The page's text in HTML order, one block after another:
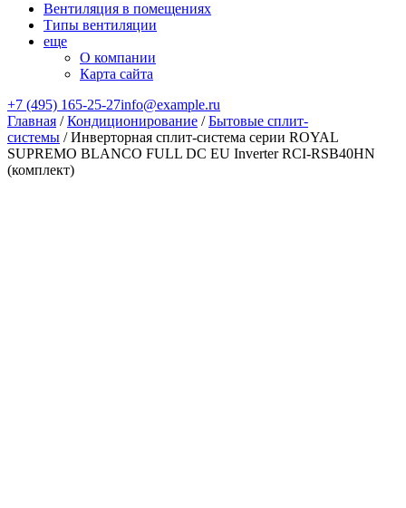
Вентиляция в помещениях
Типы вентиляции
еще
О компании
Карта сайта
+7 (495) 165-25-27info@example.ru
Главная /Кондиционирование /Бытовые сплит-
системы / Инверторная сплит-система серии ROYAL
SUPREMO BLANCO FULL DC EU Inverter RCI-RSB40HN
(комплект)